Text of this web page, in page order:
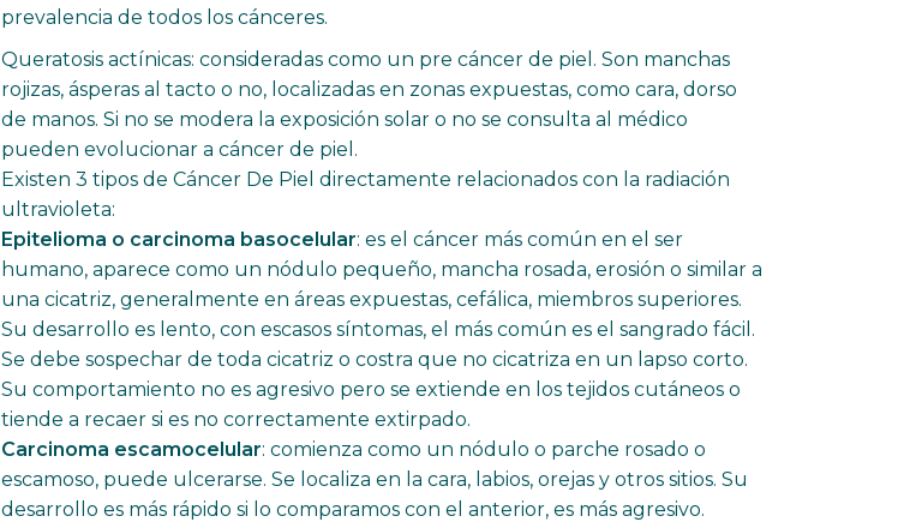
prevalencia de todos los cánceres.
Queratosis actínicas: consideradas como un pre cáncer de piel. Son manchas
rojizas, ásperas al tacto o no, localizadas en zonas expuestas, como cara, dorso
de manos. Si no se modera la exposición solar o no se consulta al médico
pueden evolucionar a cáncer de piel.
Existen 3 tipos de Cáncer De Piel directamente relacionados con la radiación
ultravioleta:
Epitelioma o carcinoma basocelular: es el cáncer más común en el ser
humano, aparece como un nódulo pequeño, mancha rosada, erosión o similar a
una cicatriz, generalmente en áreas expuestas, cefálica, miembros superiores.
Su desarrollo es lento, con escasos síntomas, el más común es el sangrado fácil.
Se debe sospechar de toda cicatriz o costra que no cicatriza en un lapso corto.
Su comportamiento no es agresivo pero se extiende en los tejidos cutáneos o
tiende a recaer si es no correctamente extirpado.
Carcinoma escamocelular: comienza como un nódulo o parche rosado o
escamoso, puede ulcerarse. Se localiza en la cara, labios, orejas y otros sitios. Su
desarrollo es más rápido si lo comparamos con el anterior, es más agresivo.